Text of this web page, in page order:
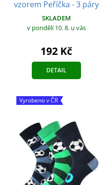
vzorem Peříčka - 3 páry
SKLADEM
v pondělí 10. 8. u vás
192 Kč
DETAIL
Vyrobeno v ČR